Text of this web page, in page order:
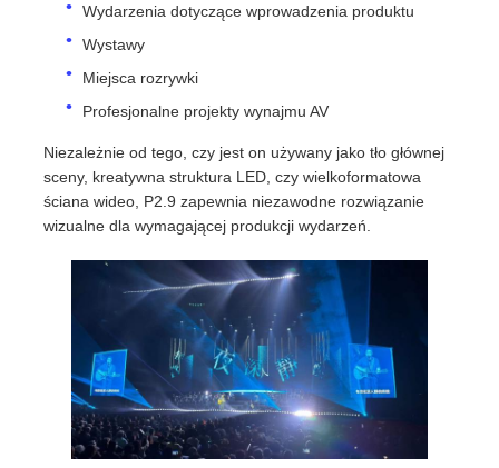
Ekran LED SMD
Płyty wyświetleniowe LED zewnętrzne
Zewnętrzny billboard ledowy
Wydarzenia dotyczące wprowadzenia produktu
Wystawy
Miejsca rozrywki
Profesjonalne projekty wynajmu AV
Niezależnie od tego, czy jest on używany jako tło głównej
sceny, kreatywna struktura LED, czy wielkoformatowa
ściana wideo, P2.9 zapewnia niezawodne rozwiązanie
wizualne dla wymagającej produkcji wydarzeń.